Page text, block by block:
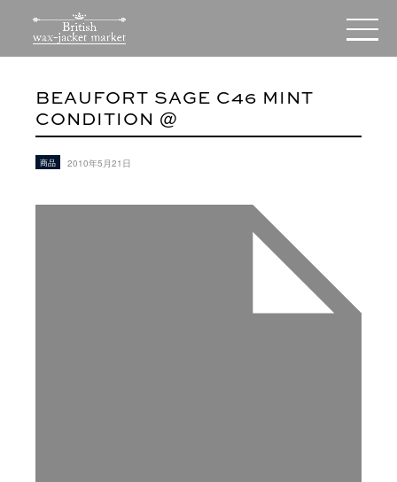
BEAUFORT SAGE C46 MINT
CONDITION @
商品 2010年5月21日